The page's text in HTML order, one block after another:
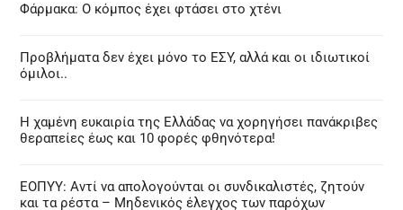
Φάρμακα: Ο κόμπος έχει φτάσει στο χτένι
Προβλήματα δεν έχει μόνο το ΕΣΥ, αλλά και οι ιδιωτικοί
όμιλοι..
Η χαμένη ευκαιρία της Ελλάδας να χορηγήσει πανάκριβες
θεραπείες έως και 10 φορές φθηνότερα!
ΕΟΠΥΥ: Αντί να απολογούνται οι συνδικαλιστές, ζητούν
και τα ρέστα – Μηδενικός έλεγχος των παρόχων